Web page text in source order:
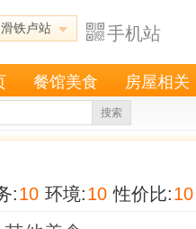
滑铁卢站 手机站
餐馆美食 房屋相关
搜索
:10 环境:10 性价比:10